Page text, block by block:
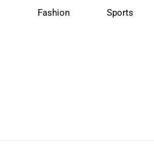
Fashion
Sports